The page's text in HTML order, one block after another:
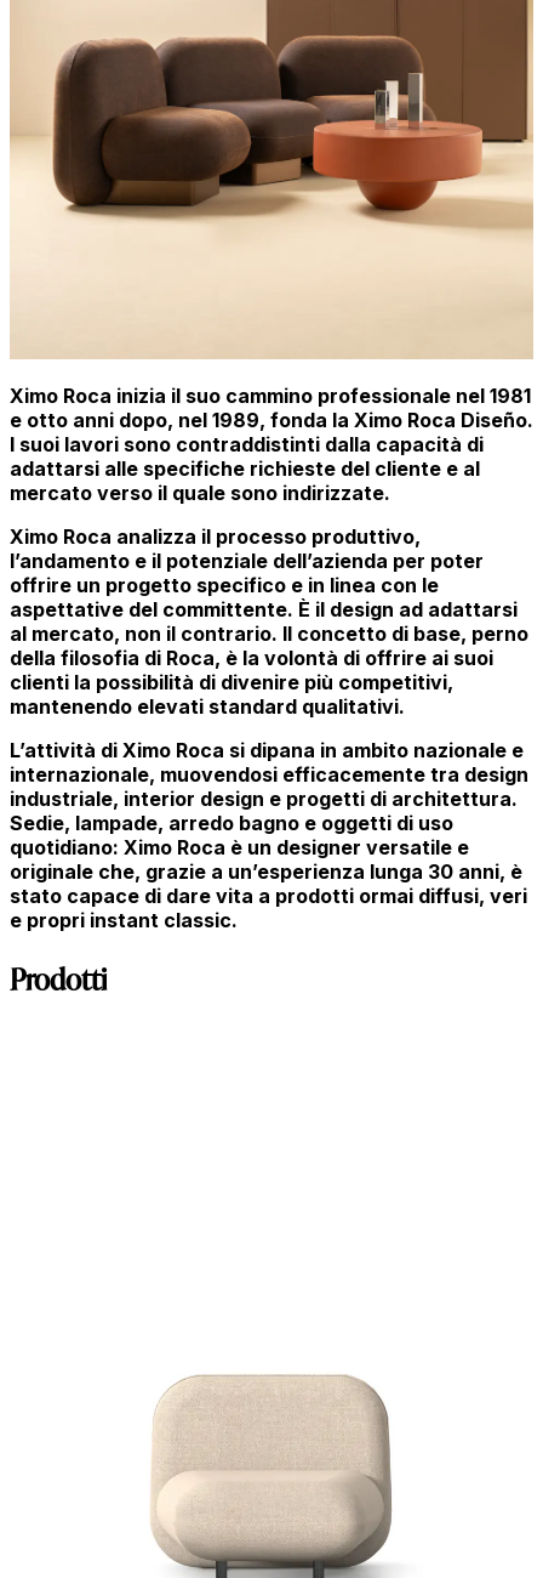
Ximo Roca inizia il suo cammino professionale nel 1981
e otto anni dopo, nel 1989, fonda la Ximo Roca Diseño.
I suoi lavori sono contraddistinti dalla capacità di
adattarsi alle specifiche richieste del cliente e al
mercato verso il quale sono indirizzate.
Ximo Roca analizza il processo produttivo,
l’andamento e il potenziale dell’azienda per poter
offrire un progetto specifico e in linea con le
aspettative del committente. È il design ad adattarsi
al mercato, non il contrario. Il concetto di base, perno
della filosofia di Roca, è la volontà di offrire ai suoi
clienti la possibilità di divenire più competitivi,
mantenendo elevati standard qualitativi.
L’attività di Ximo Roca si dipana in ambito nazionale e
internazionale, muovendosi efficacemente tra design
industriale, interior design e progetti di architettura.
Sedie, lampade, arredo bagno e oggetti di uso
quotidiano: Ximo Roca è un designer versatile e
originale che, grazie a un’esperienza lunga 30 anni, è
stato capace di dare vita a prodotti ormai diffusi, veri
e propri instant classic.
Prodotti